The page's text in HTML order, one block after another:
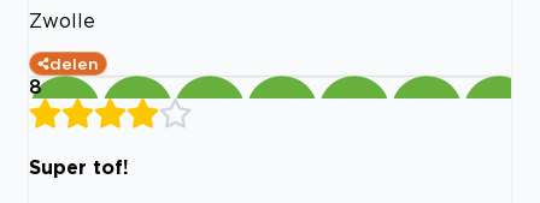
Zwolle
delen
8
Super tof!